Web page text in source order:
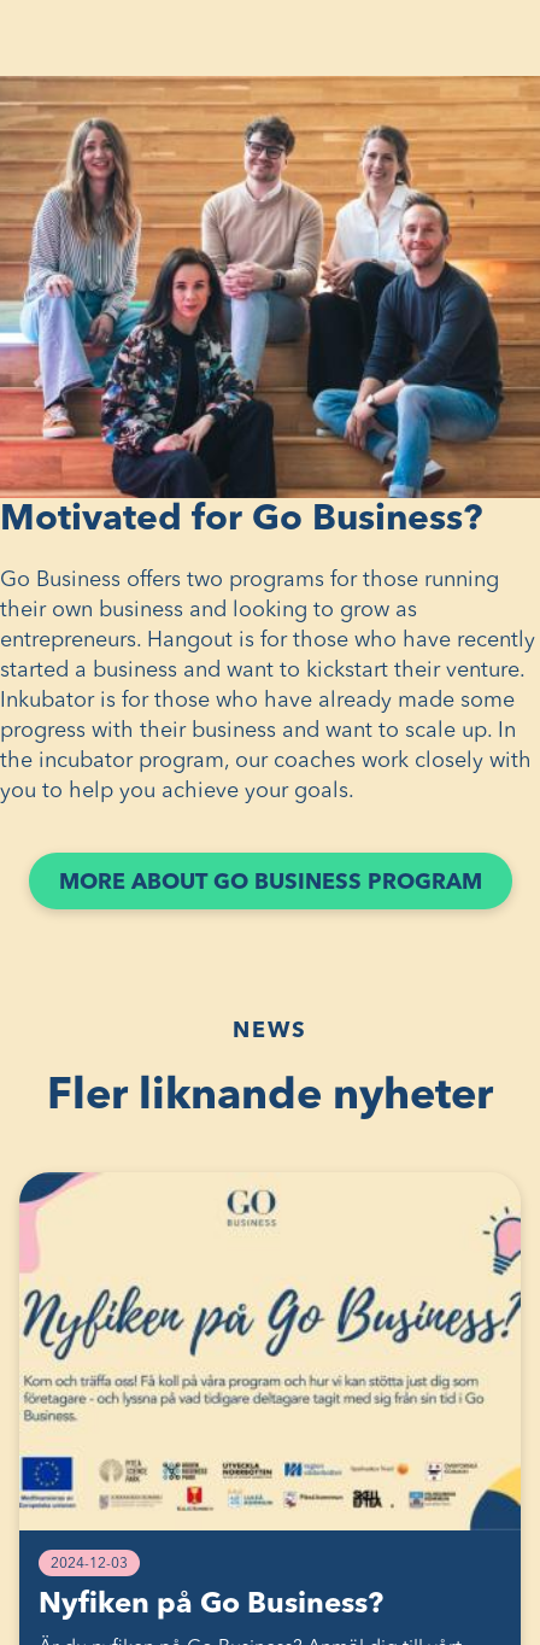
Motivated for Go Business?
Go Business offers two programs for those running
their own business and looking to grow as
entrepreneurs. Hangout is for those who have recently
started a business and want to kickstart their venture.
Inkubator is for those who have already made some
progress with their business and want to scale up. In
the incubator program, our coaches work closely with
you to help you achieve your goals.
MORE ABOUT GO BUSINESS PROGRAM
I
NEWS
Fler liknande nyheter
2024-12-03
Nyfiken på Go Business?